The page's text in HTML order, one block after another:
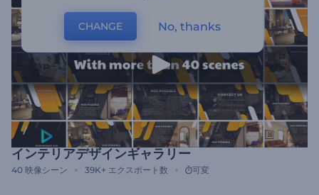
インテリアデザインギャラリー
40 映像シーン 39K+ エクスポート数 可変
CHANGE No, thanks